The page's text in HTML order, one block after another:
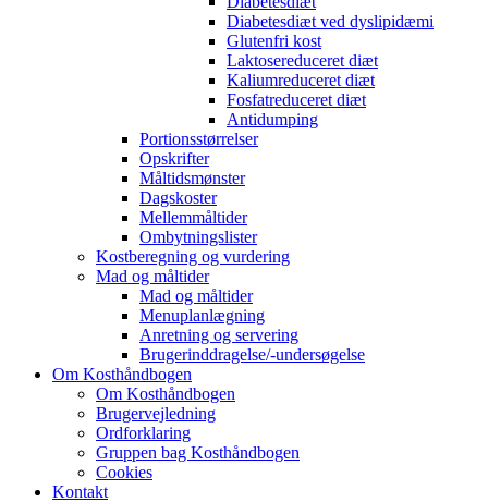
Diabetesdiæt ved dyslipidæmi
Glutenfri kost
Laktosereduceret diæt
Kaliumreduceret diæt
Fosfatreduceret diæt
Antidumping
Portionsstørrelser
Opskrifter
Måltidsmønster
Dagskoster
Mellemmåltider
Ombytningslister
Kostberegning og vurdering
Mad og måltider
Mad og måltider
Menuplanlægning
Anretning og servering
Brugerinddragelse/-undersøgelse
Om Kosthåndbogen
Om Kosthåndbogen
Brugervejledning
Ordforklaring
Gruppen bag Kosthåndbogen
Cookies
Kontakt